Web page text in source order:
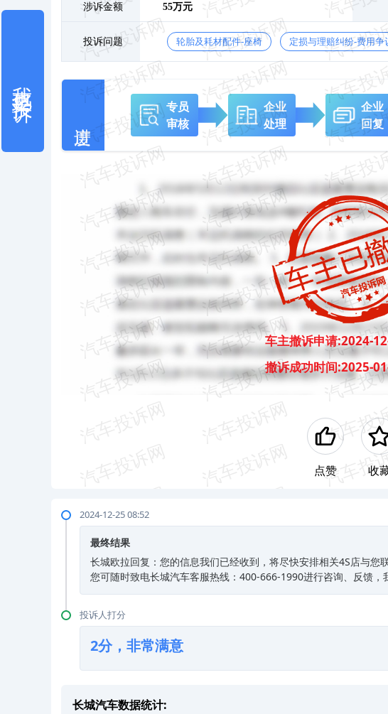
涉诉金额 55万元
投诉问题 轮胎及耗材配件-座椅 定损与理赔纠纷-费用争
专员
审核
企业
处理
企业
回复
车主撤诉申请:2024-
撤诉成功时间:2025-
点赞 收
2024-12-25 08:52
最终结果
长城欧拉回复：您的信息我们已经收到，将尽快安排相关4S店与您
您可随时致电长城汽车客服热线：400-666-1990进行咨询、反馈，
投诉人打分
2分，非常满意
长城汽车数据统计: